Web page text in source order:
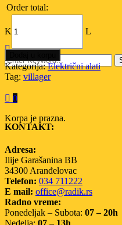
0
Korpa je prazna.
Order total:
Kategorija:Električni alati
Tag: villager
KONTAKT:
Adresa:
Ilije Garašanina BB
34300 Aranđelovac
Telefon: 034 711222
E mail: office@radik.rs
Radno vreme:
Ponedeljak – Subota: 07 – 20h